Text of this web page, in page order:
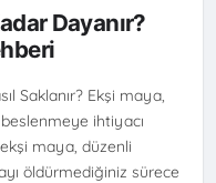
Dayanır?
Saklanır? Ekşi maya,
ihtiyacı
maya, düzenli
öldürmediğiniz sürece